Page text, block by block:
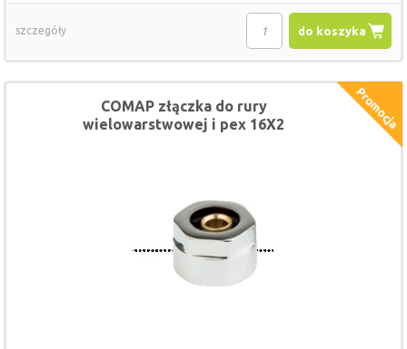
do koszyka
szczegóły
COMAP złączka do rury
wielowarstwowej i pex 16X2